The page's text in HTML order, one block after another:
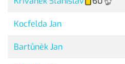
Kocfelda Jan
Bartůněk Jan